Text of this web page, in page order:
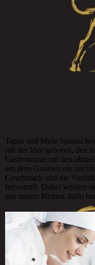
Tapas und Mehr
mit der Idee geboren, den
Gastronomie mit den
um dem Gaumen ein
Geschmack und die
hervorruft. Dabei werden
uns unsere Heimat dafür